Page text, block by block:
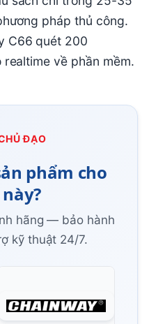
pháp thủ công.
C66 quét 200
về phần mềm.
ĐẠO
phẩm cho
hãng — bảo hành
kỹ thuật 24/7.